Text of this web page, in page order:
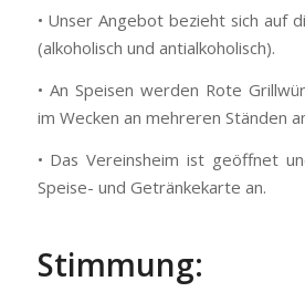
• Unser Angebot bezieht sich auf
(alkoholisch und antialkoholisch).
• An Speisen werden Rote
im Wecken an mehreren Ständen
• Das Vereinsheim ist geöffnet
Speise- und Getränkekarte an.
Stimmung: